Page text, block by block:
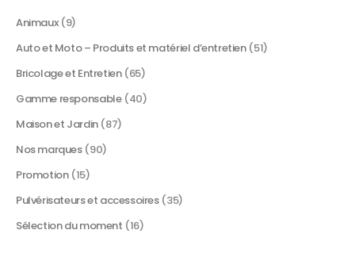
Animaux (9)
Auto et Moto – Produits et matériel d’entretien (51)
Bricolage et Entretien (65)
Gamme responsable (40)
Maison et Jardin (87)
Nos marques (90)
Promotion (15)
Pulvérisateurs et accessoires (35)
Sélection du moment (16)